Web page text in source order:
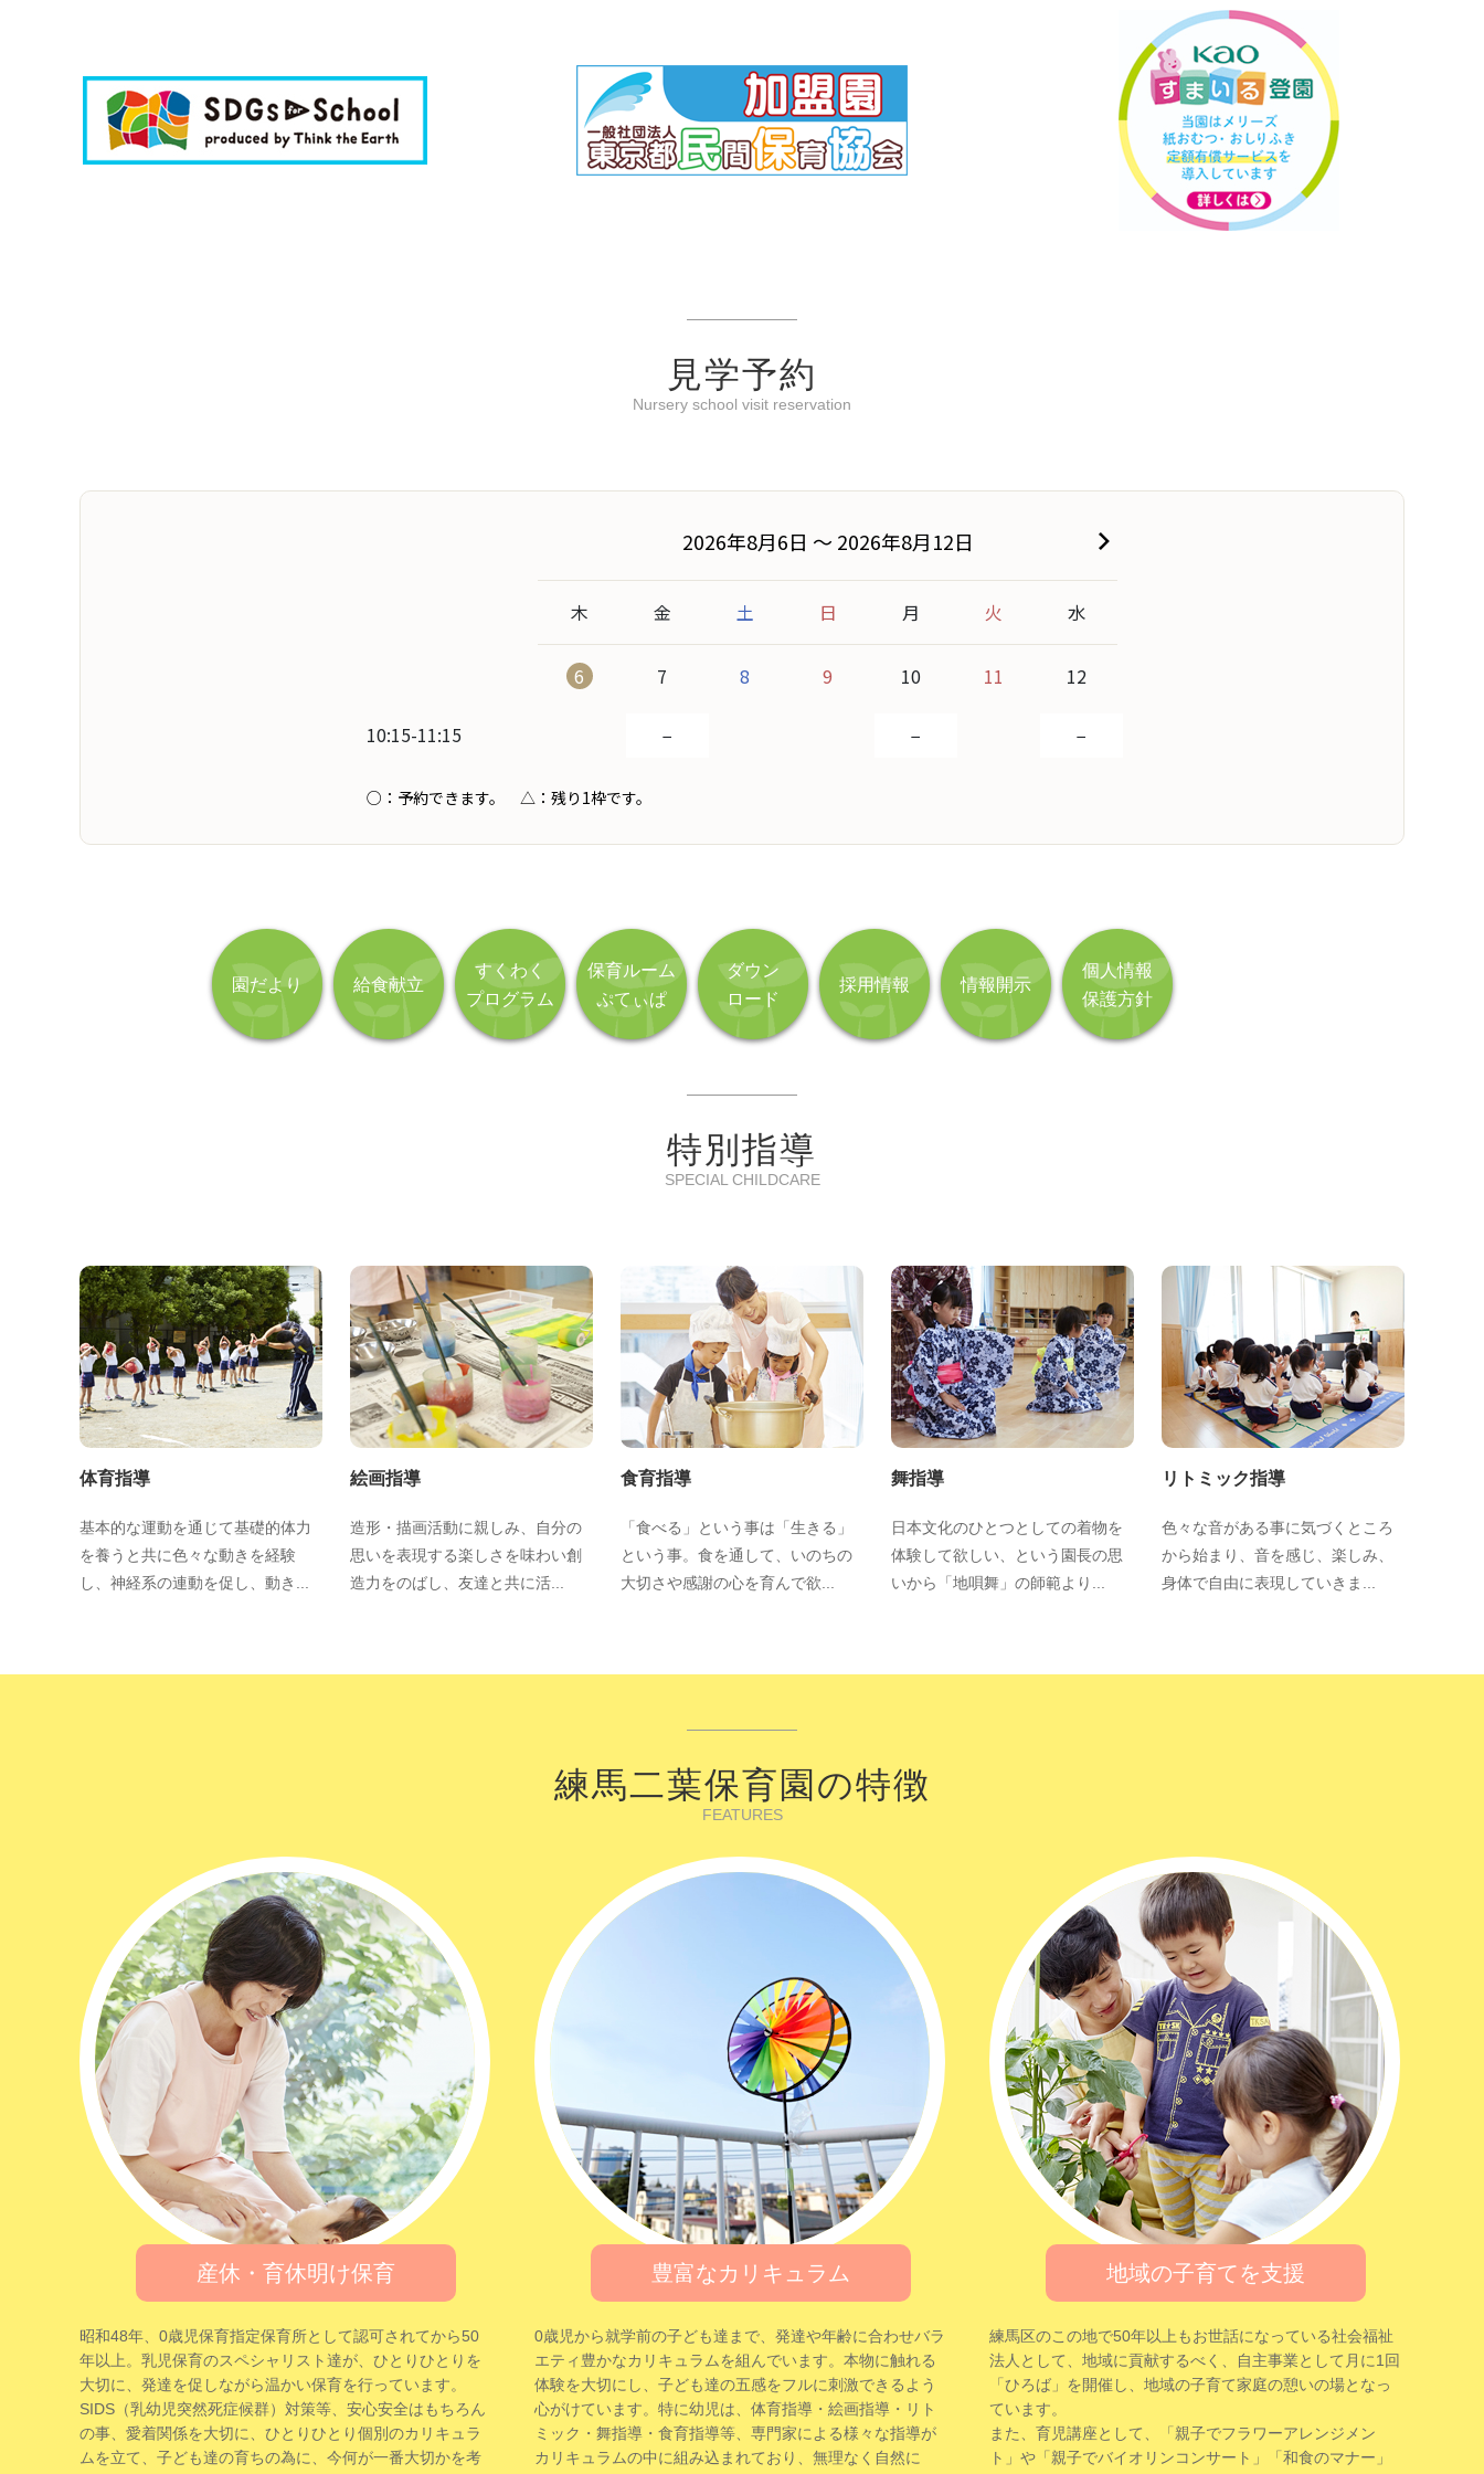
見学予約
Nursery school visit reservation
園だより 給食献立
すくわく
プログラム
保育ルーム
ぷてぃぱ
ダウン
ロード
採用情報 情報開示
個人情報
保護方針
特別指導
SPECIAL CHILDCARE
体育指導
基本的な運動を通じて基礎的体力
を養うと共に色々な動きを経験
し、神経系の連動を促し、動き...
絵画指導
造形・描画活動に親しみ、自分の
思いを表現する楽しさを味わい創
造力をのばし、友達と共に活...
食育指導
「食べる」という事は「生きる」
という事。食を通して、いのちの
大切さや感謝の心を育んで欲...
舞指導
日本文化のひとつとしての着物を
体験して欲しい、という園長の思
いから「地唄舞」の師範より...
リトミック指導
色々な音がある事に気づくところ
から始まり、音を感じ、楽しみ、
身体で自由に表現していきま...
練馬二葉保育園の特徴
FEATURES
産休・育休明け保育
昭和48年、0歳児保育指定保育所として認可されてから50
年以上。乳児保育のスペシャリスト達が、ひとりひとりを
大切に、発達を促しながら温かい保育を行っています。
SIDS（乳幼児突然死症候群）対策等、安心安全はもちろん
の事、愛着関係を大切に、ひとりひとり個別のカリキュラ
ムを立て、子ども達の育ちの為に、今何が一番大切かを考
豊富なカリキュラム
0歳児から就学前の子ども達まで、発達や年齢に合わせバラ
エティ豊かなカリキュラムを組んでいます。本物に触れる
体験を大切にし、子ども達の五感をフルに刺激できるよう
心がけています。特に幼児は、体育指導・絵画指導・リト
ミック・舞指導・食育指導等、専門家による様々な指導が
カリキュラムの中に組み込まれており、無理なく自然に
地域の子育てを支援
練馬区のこの地で50年以上もお世話になっている社会福祉
法人として、地域に貢献するべく、自主事業として月に1回
「ひろば」を開催し、地域の子育て家庭の憩いの場となっ
ています。
また、育児講座として、「親子でフラワーアレンジメン
ト」や「親子でバイオリンコンサート」「和食のマナー」